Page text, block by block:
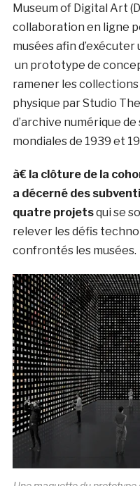
Museum of Digital Art
collaboration en ligne
musées afin
un prototype de
ramener les collections
physique par Studio
d’archive numérique
mondiales de 1939 et
à€ la clôture de la
a décerné des
quatre projetsqui se
relever les défis
confrontés les musées.